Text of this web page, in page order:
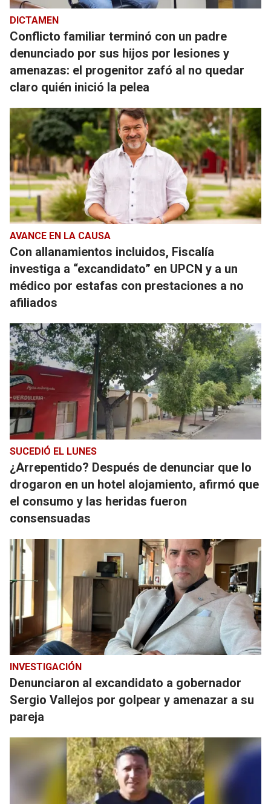
DICTAMEN
Conflicto familiar terminó con un padre
denunciado por sus hijos por lesiones y
amenazas: el progenitor zafó al no quedar
claro quién inició la pelea
AVANCE EN LA CAUSA
Con allanamientos incluidos, Fiscalía
investiga a “excandidato” en UPCN y a un
médico por estafas con prestaciones a no
afiliados
SUCEDIÓ EL LUNES
¿Arrepentido? Después de denunciar que lo
drogaron en un hotel alojamiento, afirmó que
el consumo y las heridas fueron
consensuadas
INVESTIGACIÓN
Denunciaron al excandidato a gobernador
Sergio Vallejos por golpear y amenazar a su
pareja